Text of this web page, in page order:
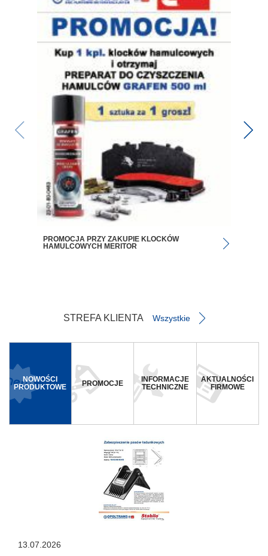
PROMOCJA PRZY ZAKUPIE KLOCKÓW
HAMULCOWYCH MERITOR
STREFA KLIENTA Wszystkie
NOWOŚCI
PRODUKTOWE
PROMOCJE
INFORMACJE
TECHNICZNE
AKTUALNOŚCI
FIRMOWE
13.07.2026